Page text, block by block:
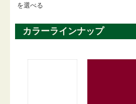
を選べる
カラーラインナップ